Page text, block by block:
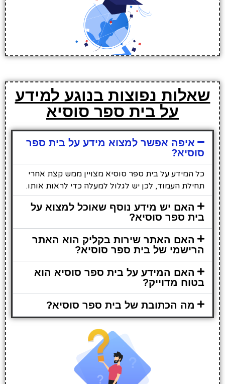
שאלות נפוצות בנוגע למידע
על בית ספר סוסיא
איפה אפשר למצוא מידע על בית ספר
סוסיא?
כל המידע על בית ספר סוסיא מצויין ממש קצת אחרי
תחילת העמוד, לכן יש לגלול למעלה כדי לראות אותו.
האם יש מידע נוסף שאוכל למצוא על
בית ספר סוסיא?
האם האתר שירות בקליק הוא האתר
הרישמי של בית ספר סוסיא?
האם המידע על בית ספר סוסיא הוא
בטוח מדוייק?
מה הכתובת של בית ספר סוסיא?